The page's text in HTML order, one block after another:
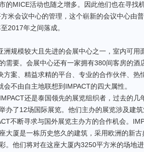
的MICE活动也随之增多。因此他们也在寻找
米会议中心的管理，这个崭新的会议中心由
2017年之间落成。
规模较大且先进的会展中心之一，室内可用
要。会展中心还有一家拥有380间客房的酒
案、精益求精的平台、专业的合作伙伴、热
不由自主地联想到IMPACT的四大属性。
还是泰国领先的展览组织者，过去的几
办了12场国际展览。他们主办的展览涉及建
不断寻求与国外展览主办方的合作机会。
大厦是一栋历史悠久的建筑，采用欧洲的新古
。他们将对在这座大厦内3250平方米的场地进